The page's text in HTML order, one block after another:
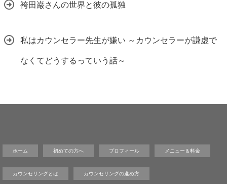
袴田巌さんの世界と彼の孤独
私はカウンセラー先生が嫌い ～カウンセラーが謙虚で
なくてどうするっていう話～
ホーム 初めての方へ プロフィール メニュー＆料金
カウンセリングとは カウンセリングの進め方